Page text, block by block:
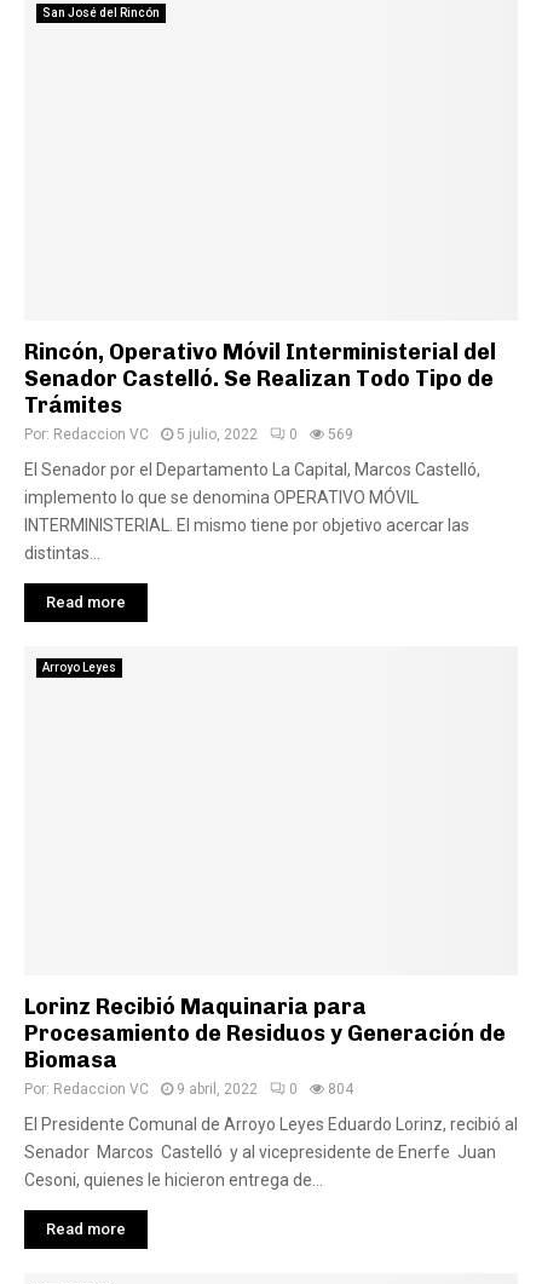
San José del Rincón
Rincón, Operativo Móvil Interministerial del
Senador Castelló. Se Realizan Todo Tipo de
Trámites
Por: Redaccion VC 5 julio, 2022 0 569
El Senador por el Departamento La Capital, Marcos Castelló,
implemento lo que se denomina OPERATIVO MÓVIL
INTERMINISTERIAL. El mismo tiene por objetivo acercar las
distintas...
Read more
Arroyo Leyes
Lorinz Recibió Maquinaria para
Procesamiento de Residuos y Generación de
Biomasa
Por: Redaccion VC 9 abril, 2022 0 804
El Presidente Comunal de Arroyo Leyes Eduardo Lorinz, recibió al
Senador Marcos Castelló y al vicepresidente de Enerfe Juan
Cesoni, quienes le hicieron entrega de...
Read more